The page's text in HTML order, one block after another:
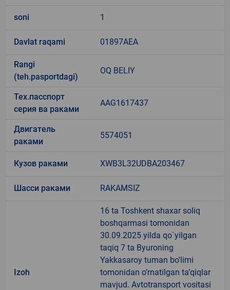
soni 1
Davlat raqami 01897AEA
Rangi
(teh.pasportdagi)
OQ BELIY
Тех.пасспорт
серия ва раками
AAG1617437
Двигатель
раками
5574051
Кузов раками XWB3L32UDBA203467
Шасси раками RAKAMSIZ
Izoh
16 ta Toshkent shaxar soliq
boshqarmasi tomonidan
30.09.2025 yilda qo`yilgan
taqiq 7 ta Byuroning
Yakkasaroy tuman bo'limi
tomonidan o’rnatilgan ta’qiqlar
mavjud. Avtotransport vositasi